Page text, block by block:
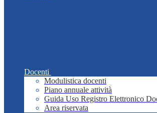
Docenti
Modulistica docenti
Piano annuale attività
Guida Uso Registro Elettronico
Area riservata